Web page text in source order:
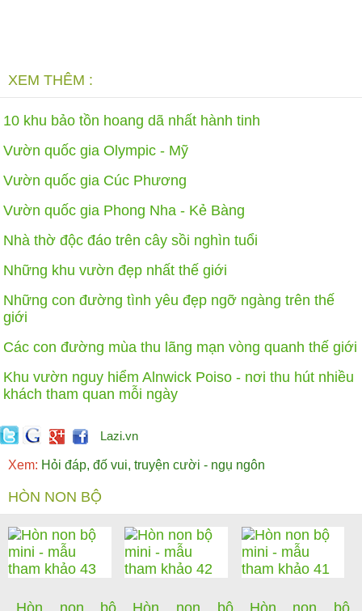
XEM THÊM :
10 khu bảo tồn hoang dã nhất hành tinh
Vườn quốc gia Olympic - Mỹ
Vườn quốc gia Cúc Phương
Vườn quốc gia Phong Nha - Kẻ Bàng
Nhà thờ độc đáo trên cây sồi nghìn tuổi
Những khu vườn đẹp nhất thế giới
Những con đường tình yêu đẹp ngỡ ngàng trên thế
giới
Các con đường mùa thu lãng mạn vòng quanh thế giới
Khu vườn nguy hiểm Alnwick Poiso - nơi thu hút nhiều
khách tham quan mỗi ngày
Lazi.vn
Xem: Hỏi đáp, đố vui, truyện cười - ngụ ngôn
HÒN NON BỘ
Hòn non bộ Hòn non bộ Hòn non bộ